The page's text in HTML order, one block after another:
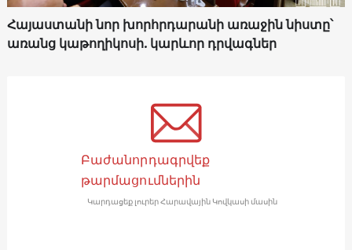
Հայաստանի նոր խորհրդարանի առաջին նիստը՝
առանց կաթողիկոսի. կարևոր դրվագներ
Բաժանորդագրվեք
թարմացումներին
Կարդացեք լուրեր Հարավային Կովկասի մասին